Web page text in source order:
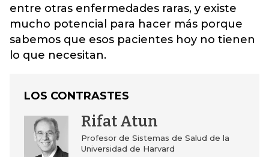
entre otras enfermedades raras, y existe
mucho potencial para hacer más porque
sabemos que esos pacientes hoy no tienen
lo que necesitan.
LOS CONTRASTES
Rifat Atun
Profesor de Sistemas de Salud de la
Universidad de Harvard